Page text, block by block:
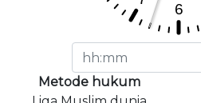
Metode hukum